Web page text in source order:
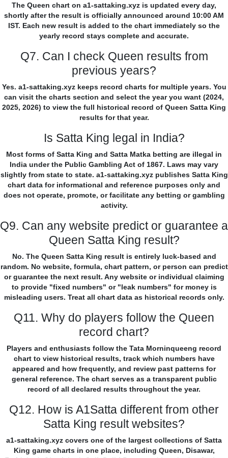
The Queen chart on a1-sattaking.xyz is updated every day,
shortly after the result is officially announced around 10:00 AM
IST. Each new result is added to the chart immediately so the
yearly record stays complete and accurate.
Q7. Can I check Queen results from
previous years?
Yes. a1-sattaking.xyz keeps record charts for multiple years. You
can visit the charts section and select the year you want (2024,
2025, 2026) to view the full historical record of Queen Satta King
results for that year.
Is Satta King legal in India?
Most forms of Satta King and Satta Matka betting are illegal in
India under the Public Gambling Act of 1867. Laws may vary
slightly from state to state. a1-sattaking.xyz publishes Satta King
chart data for informational and reference purposes only and
does not operate, promote, or facilitate any betting or gambling
activity.
Q9. Can any website predict or guarantee a
Queen Satta King result?
No. The Queen Satta King result is entirely luck-based and
random. No website, formula, chart pattern, or person can predict
or guarantee the next result. Any website or individual claiming
to provide "fixed numbers" or "leak numbers" for money is
misleading users. Treat all chart data as historical records only.
Q11. Why do players follow the Queen
record chart?
Players and enthusiasts follow the Tata Morninqueeng record
chart to view historical results, track which numbers have
appeared and how frequently, and review past patterns for
general reference. The chart serves as a transparent public
record of all declared results throughout the year.
Q12. How is A1Satta different from other
Satta King result websites?
a1-sattaking.xyz covers one of the largest collections of Satta
King game charts in one place, including Queen, Disawar,